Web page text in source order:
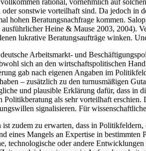
rational, vornehmlich auf
sonstwie vorteilhaft sind. Da jedoch
hohen Beratungsnachfrage kommen.
Heine & Mause 2003, 2004).
lukrative Beratungsaufträge winken.
Arbeitsmarkt- und
sich an den wirtschaftspolitischen
gab nach eigenen Angaben im
– zusätzlich zu den turnusmäßigen
und plausible Erklärung dafür, dass in
als sehr vorteilhaft
signalisieren. Für
zudem zu erwarten, dass in
eines Mangels an Expertise in
technologische oder andere